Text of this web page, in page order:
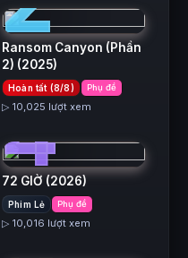
Ransom Canyon (Phần
2) (2025)
Hoàn tất (8/8) Phụ đề
▷ 10,025 lượt xem
4
72 GIỜ (2026)
Phim Lẻ Phụ đề
▷ 10,016 lượt xem